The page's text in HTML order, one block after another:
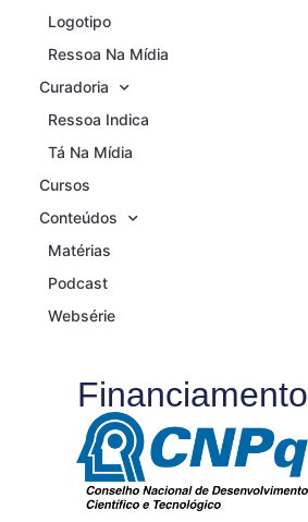
Logotipo
Ressoa Na Mídia
Curadoria
Ressoa Indica
Tá Na Mídia
Cursos
Conteúdos
Matérias
Podcast
Websérie
Financiamento